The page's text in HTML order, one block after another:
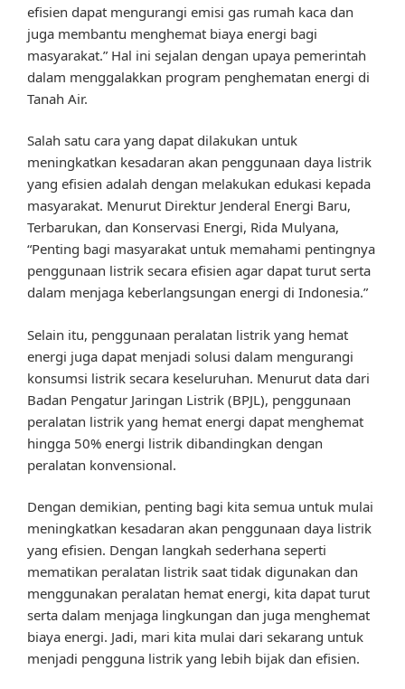
efisien dapat mengurangi emisi gas rumah kaca dan
juga membantu menghemat biaya energi bagi
masyarakat.” Hal ini sejalan dengan upaya pemerintah
dalam menggalakkan program penghematan energi di
Tanah Air.
Salah satu cara yang dapat dilakukan untuk
meningkatkan kesadaran akan penggunaan daya listrik
yang efisien adalah dengan melakukan edukasi kepada
masyarakat. Menurut Direktur Jenderal Energi Baru,
Terbarukan, dan Konservasi Energi, Rida Mulyana,
“Penting bagi masyarakat untuk memahami pentingnya
penggunaan listrik secara efisien agar dapat turut serta
dalam menjaga keberlangsungan energi di Indonesia.”
Selain itu, penggunaan peralatan listrik yang hemat
energi juga dapat menjadi solusi dalam mengurangi
konsumsi listrik secara keseluruhan. Menurut data dari
Badan Pengatur Jaringan Listrik (BPJL), penggunaan
peralatan listrik yang hemat energi dapat menghemat
hingga 50% energi listrik dibandingkan dengan
peralatan konvensional.
Dengan demikian, penting bagi kita semua untuk mulai
meningkatkan kesadaran akan penggunaan daya listrik
yang efisien. Dengan langkah sederhana seperti
mematikan peralatan listrik saat tidak digunakan dan
menggunakan peralatan hemat energi, kita dapat turut
serta dalam menjaga lingkungan dan juga menghemat
biaya energi. Jadi, mari kita mulai dari sekarang untuk
menjadi pengguna listrik yang lebih bijak dan efisien.